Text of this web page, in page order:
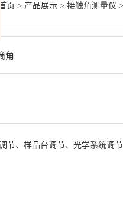
首页 > 产品展示> 接触角测量仪 >
节、样品台调节、光学系统调